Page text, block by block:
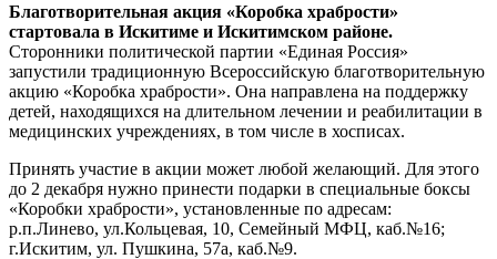
Благотворительная акция «Коробка храбрости»
стартовала в Искитиме и Искитимском районе.
Сторонники политической партии «Единая Россия»
запустили традиционную Всероссийскую благотворительную
акцию «Коробка храбрости». Она направлена на поддержку
детей, находящихся на длительном лечении и реабилитации в
медицинских учреждениях, в том числе в хосписах.
Принять участие в акции может любой желающий. Для этого
до 2 декабря нужно принести подарки в специальные боксы
«Коробки храбрости», установленные по адресам:
р.п.Линево, ул.Кольцевая, 10, Семейный МФЦ, каб.№16;
г.Искитим, ул. Пушкина, 57а, каб.№9.